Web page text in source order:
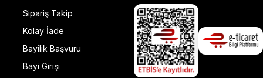
Sipariş Takip
Kolay İade
Bayilik Başvuru
Bayi Girişi